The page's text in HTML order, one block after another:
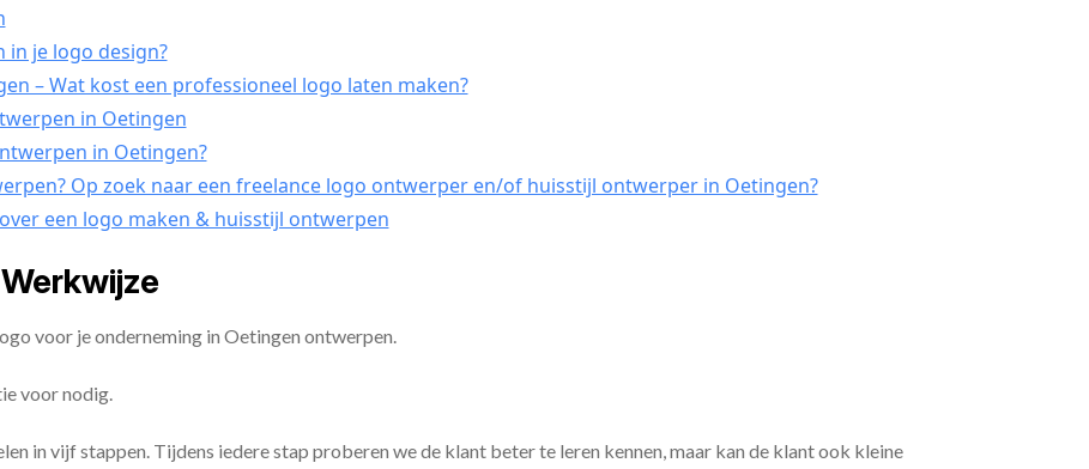
in je logo design?
– Wat kost een professioneel logo laten maken?
in Oetingen
in Oetingen?
Op zoek naar een freelance logo ontwerper en/of huisstijl ontwerper in Oetingen?
een logo maken & huisstijl ontwerpen
voor je onderneming in Oetingen ontwerpen.
voor nodig.
in vijf stappen. Tijdens iedere stap proberen we de klant beter te leren kennen, maar kan de klant ook kleine